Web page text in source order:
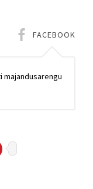
FACEBOOK
majandusarengu